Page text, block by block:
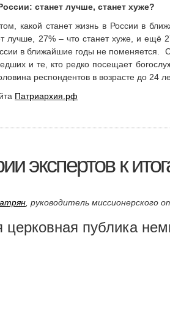
станет лучше, станет хуже?
какой станет жизнь в России в
лучше, 27% – что станет хуже, и ещё
в ближайшие годы не
и те, кто редко посещает
респондентов в возрасте до 24
Патриархия.рф
экспертов к
руководитель миссионерского
церковная публика